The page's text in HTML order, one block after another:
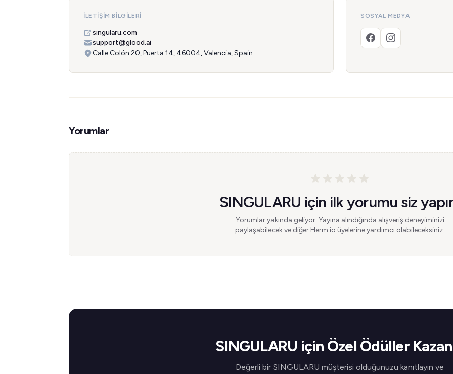
İLETIŞIM BILGILERI
singularu.com
support@glood.ai
Calle Colón 20, Puerta 14, 46004, Valencia, Spain
SOSYAL MEDYA
Yorumlar
SINGULARU için ilk yorumu siz
Yorumlar yakında geliyor. Yayına alındığında alışveriş deneyiminizi
paylaşabilecek ve diğer Herm.io üyelerine yardımcı olabileceksiniz.
SINGULARU için Özel Ödüller
Değerli bir SINGULARU müşterisi olduğunuzu kanıtlayın ve